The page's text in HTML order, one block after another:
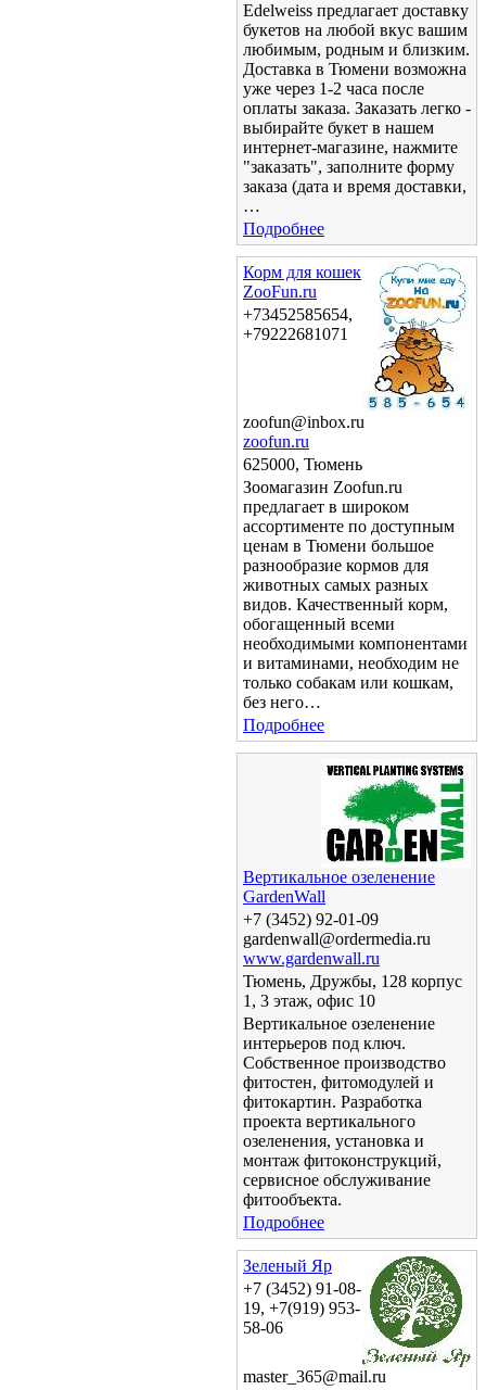
Edelweiss предлагает доставку
букетов на любой вкус вашим
любимым, родным и близким.
Доставка в Тюмени возможна
уже через 1-2 часа после
оплаты заказа. Заказать легко -
выбирайте букет в нашем
интернет-магазине, нажмите
"заказать", заполните форму
заказа (дата и время доставки,
…
Подробнее
Корм для кошек
ZooFun.ru
+73452585654,
+79222681071
zoofun@inbox.ru
zoofun.ru
625000, Тюмень
Зоомагазин Zoofun.ru
предлагает в широком
ассортименте по доступным
ценам в Тюмени большое
разнообразие кормов для
животных самых разных
видов. Качественный корм,
обогащенный всеми
необходимыми компонентами
и витаминами, необходим не
только собакам или кошкам,
без него…
Подробнее
Вертикальное озеленение
GardenWall
+7 (3452) 92-01-09
gardenwall@ordermedia.ru
www.gardenwall.ru
Тюмень, Дружбы, 128 корпус
1, 3 этаж, офис 10
Вертикальное озеленение
интерьеров под ключ.
Собственное производство
фитостен, фитомодулей и
фитокартин. Разработка
проекта вертикального
озеленения, установка и
монтаж фитоконструкций,
сервисное обслуживание
фитообъекта.
Подробнее
Зеленый Яр
+7 (3452) 91-08-
19, +7(919) 953-
58-06
master_365@mail.ru